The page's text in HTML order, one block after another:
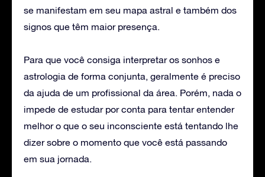
se manifestam em seu mapa astral e também dos
signos que têm maior presença.
Para que você consiga interpretar os sonhos e
astrologia de forma conjunta, geralmente é preciso
da ajuda de um profissional da área. Porém, nada o
impede de estudar por conta para tentar entender
melhor o que o seu inconsciente está tentando lhe
dizer sobre o momento que você está passando
em sua jornada.